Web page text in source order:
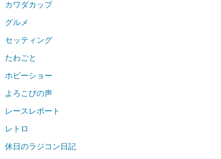
カワダカップ
グルメ
セッティング
たわごと
ホビーショー
よろこびの声
レースレポート
レトロ
休日のラジコン日記